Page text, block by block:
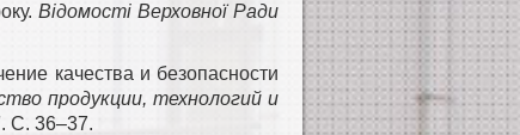
Відомості Верховної Ради
качества и безопасности
продукции, технологий и
С. 36–37.